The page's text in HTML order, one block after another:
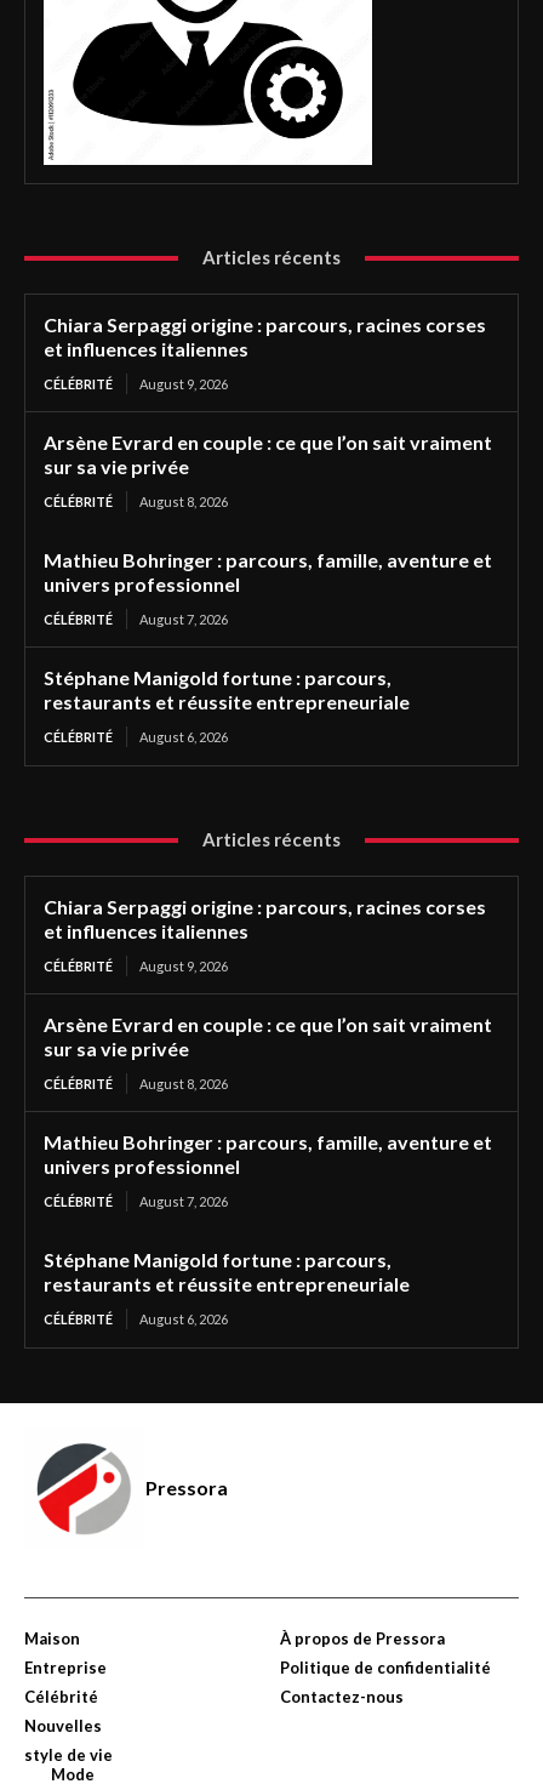
Articles récents
Chiara Serpaggi origine : parcours, racines corses
et influences italiennes
CÉLÉBRITÉ August 9, 2026
Arsène Evrard en couple : ce que l’on sait vraiment
sur sa vie privée
CÉLÉBRITÉ August 8, 2026
Mathieu Bohringer : parcours, famille, aventure et
univers professionnel
CÉLÉBRITÉ August 7, 2026
Stéphane Manigold fortune : parcours,
restaurants et réussite entrepreneuriale
CÉLÉBRITÉ August 6, 2026
Articles récents
Chiara Serpaggi origine : parcours, racines corses
et influences italiennes
CÉLÉBRITÉ August 9, 2026
Arsène Evrard en couple : ce que l’on sait vraiment
sur sa vie privée
CÉLÉBRITÉ August 8, 2026
Mathieu Bohringer : parcours, famille, aventure et
univers professionnel
CÉLÉBRITÉ August 7, 2026
Stéphane Manigold fortune : parcours,
restaurants et réussite entrepreneuriale
CÉLÉBRITÉ August 6, 2026
Pressora
Maison
Entreprise
Célébrité
Nouvelles
style de vie
Mode
À propos de Pressora
Politique de confidentialité
Contactez-nous